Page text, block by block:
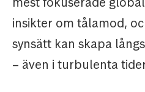
insikter om tålamod,
synsätt kan skapa
– även i turbulenta